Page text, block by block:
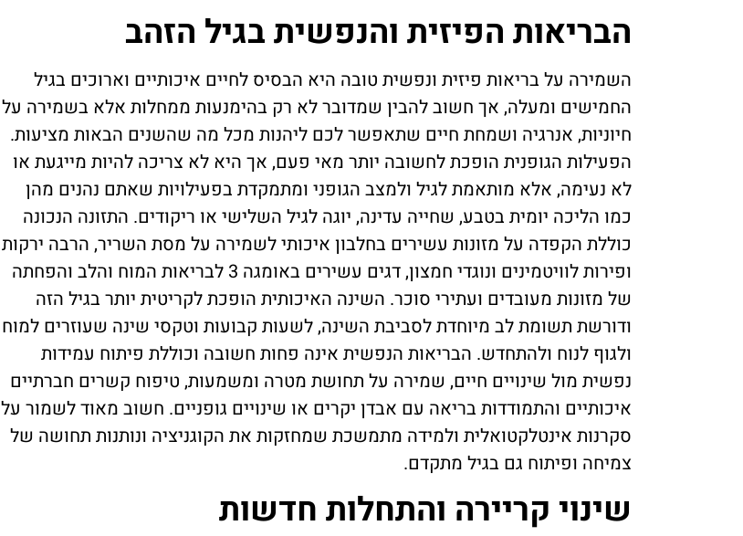
הבריאות הפיזית והנפשית בגיל הזהב
השמירה על בריאות פיזית ונפשית טובה היא הבסיס לחיים איכותיים וארוכים בגיל
החמישים ומעלה, אך חשוב להבין שמדובר לא רק בהימנעות ממחלות אלא בשמירה על
חיוניות, אנרגיה ושמחת חיים שתאפשר לכם ליהנות מכל מה שהשנים הבאות מציעות.
הפעילות הגופנית הופכת לחשובה יותר מאי פעם, אך היא לא צריכה להיות מייגעת או
לא נעימה, אלא מותאמת לגיל ולמצב הגופני ומתמקדת בפעילויות שאתם נהנים מהן
כמו הליכה יומית בטבע, שחייה עדינה, יוגה לגיל השלישי או ריקודים. התזונה הנכונה
כוללת הקפדה על מזונות עשירים בחלבון איכותי לשמירה על מסת השריר, הרבה ירקות
ופירות לוויטמינים ונוגדי חמצון, דגים עשירים באומגה 3 לבריאות המוח והלב והפחתה
של מזונות מעובדים ועתירי סוכר. השינה האיכותית הופכת לקריטית יותר בגיל הזה
ודורשת תשומת לב מיוחדת לסביבת השינה, לשעות קבועות וטקסי שינה שעוזרים למוח
ולגוף לנוח ולהתחדש. הבריאות הנפשית אינה פחות חשובה וכוללת פיתוח עמידות
נפשית מול שינויים חיים, שמירה על תחושת מטרה ומשמעות, טיפוח קשרים חברתיים
איכותיים והתמודדות בריאה עם אבדן יקרים או שינויים גופניים. חשוב מאוד לשמור על
סקרנות אינטלקטואלית ולמידה מתמשכת שמחזקות את הקוגניציה ונותנות תחושה של
צמיחה ופיתוח גם בגיל מתקדם.
שינוי קריירה והתחלות חדשות